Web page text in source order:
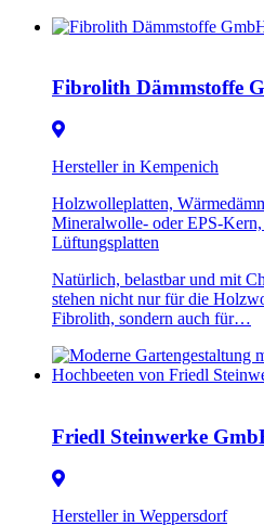
Fibrolith Dämmstoffe
Hersteller in Kempenich
Holzwolleplatten,
Mineralwolle- oder EPS-
Lüftungsplatten
Natürlich, belastbar und mit
stehen nicht nur für die
Fibrolith, sondern auch für…
Friedl Steinwerke
Hersteller in Weppersdorf